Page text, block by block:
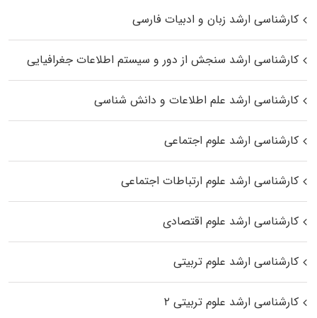
کارشناسی ارشد زبان و ادبیات فارسی
کارشناسی ارشد سنجش از دور و سیستم اطلاعات جغرافیایی
کارشناسی ارشد علم اطلاعات و دانش شناسی
کارشناسی ارشد علوم اجتماعی
کارشناسی ارشد علوم ارتباطات اجتماعی
کارشناسی ارشد علوم اقتصادی
کارشناسی ارشد علوم تربیتی
کارشناسی ارشد علوم تربیتی ۲